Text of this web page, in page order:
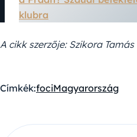
klubra
A cikk szerzője: Szikora Tamás
Címkék:fociMagyarország